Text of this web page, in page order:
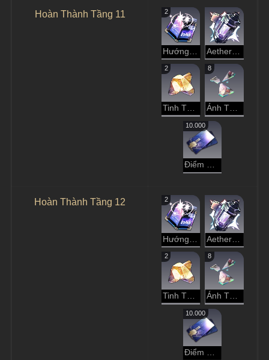
Hoàn Thành Tầng 11 2
Aether Tinh Luyện
2
Tinh Thể Đánh Mất
8
Ánh Tà Dương Rực Rỡ
10.000
Điểm Tín Dụng
Hoàn Thành Tầng 12 2
Aether Tinh Luyện
2
Tinh Thể Đánh Mất
8
Ánh Tà Dương Rực Rỡ
10.000
Điểm Tín Dụng